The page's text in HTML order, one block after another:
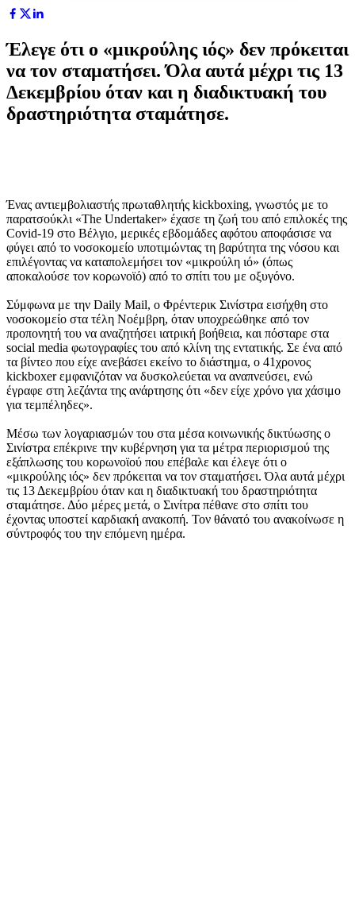
Έλεγε ότι ο «μικρούλης ιός» δεν πρόκειται
να τον σταματήσει. Όλα αυτά μέχρι τις 13
Δεκεμβρίου όταν και η διαδικτυακή του
δραστηριότητα σταμάτησε.
Ένας αντιεμβολιαστής πρωταθλητής kickboxing, γνωστός με το
παρατσούκλι «The Undertaker» έχασε τη ζωή του από επιλοκές της
Covid-19 στο Βέλγιο, μερικές εβδομάδες αφότου αποφάσισε να
φύγει από το νοσοκομείο υποτιμώντας τη βαρύτητα της νόσου και
επιλέγοντας να καταπολεμήσει τον «μικρούλη ιό» (όπως
αποκαλούσε τον κορωνοϊό) από το σπίτι του με οξυγόνο.
Σύμφωνα με την Daily Mail, ο Φρέντερικ Σινίστρα εισήχθη στο
νοσοκομείο στα τέλη Νοέμβρη, όταν υποχρεώθηκε από τον
προπονητή του να αναζητήσει ιατρική βοήθεια, και πόσταρε στα
social media φωτογραφίες του από κλίνη της εντατικής. Σε ένα από
τα βίντεο που είχε ανεβάσει εκείνο το διάστημα, ο 41χρονος
kickboxer εμφανιζόταν να δυσκολεύεται να αναπνεύσει, ενώ
έγραφε στη λεζάντα της ανάρτησης ότι «δεν είχε χρόνο για χάσιμο
για τεμπέληδες».
Μέσω των λογαριασμών του στα μέσα κοινωνικής δικτύωσης ο
Σινίστρα επέκρινε την κυβέρνηση για τα μέτρα περιορισμού της
εξάπλωσης του κορωνοϊού που επέβαλε και έλεγε ότι ο
«μικρούλης ιός» δεν πρόκειται να τον σταματήσει. Όλα αυτά μέχρι
τις 13 Δεκεμβρίου όταν και η διαδικτυακή του δραστηριότητα
σταμάτησε. Δύο μέρες μετά, ο Σινίτρα πέθανε στο σπίτι του
έχοντας υποστεί καρδιακή ανακοπή. Τον θάνατό του ανακοίνωσε η
σύντροφός του την επόμενη ημέρα.